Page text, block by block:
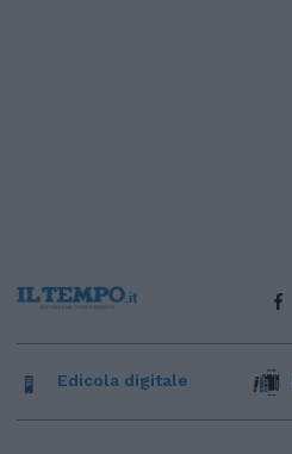
Edicola digitale